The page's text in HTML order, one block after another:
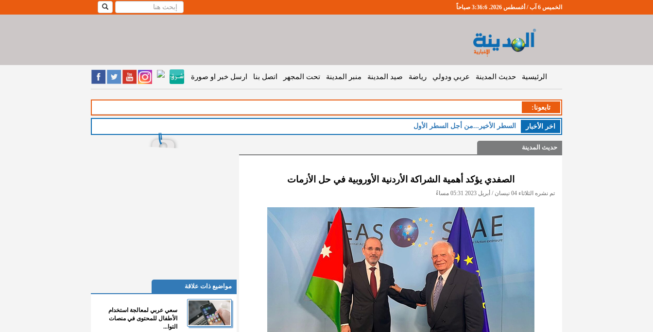
الخميس 6 آب / أغسطس 2026. 3:36:7 صباحاً
الرئيسية حديث المدينة عربي ودولي رياضة صيد المدينة منبر المدينة تحت المجهر اتصل بنا ارسل خبر او صورة
تابعونا:
اخر اﻷخبار
حديث المدينة
الصفدي يؤكد أهمية الشراكة الأردنية الأوروبية في حل الأزمات
تم نشره الثلاثاء 04 نيسان / أبريل 2023 05:31 مساءً
مواضيع ذات علاقة
سعي عربي لمعالجة استخدام
الأطفال للمحتوى في منصات
التوا...